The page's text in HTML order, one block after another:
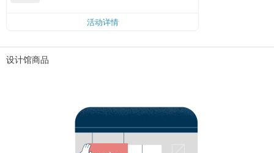
活动详情
设计馆商品